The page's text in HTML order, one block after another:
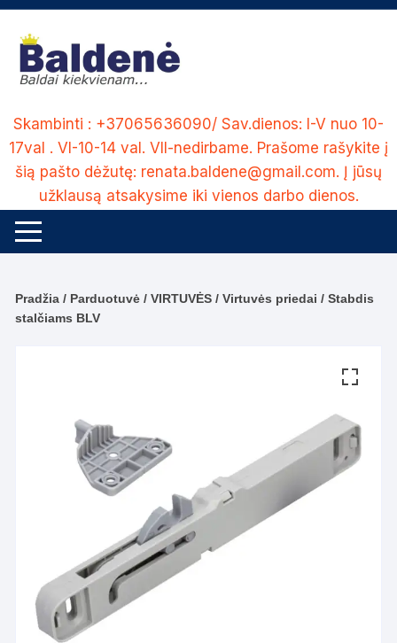
Skip
content
Skambinti : +37065636090/ Sav.dienos: I-V nuo 10-
17val . VI-10-14 val. VII-nedirbame. Prašome rašykite į
šią pašto dėžutę: renata.baldene@gmail.com. Į jūsų
užklausą atsakysime iki vienos darbo dienos.
Pradžia / Parduotuvė /VIRTUVĖS /Virtuvės priedai / Stabdis
stalčiams BLV